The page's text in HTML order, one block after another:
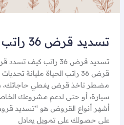
تسديد قرض 36 راتب
قرض 36 راتب الحياة مليانة
مضطر تاخذ قرض يغطي حاجاتك،
سيارة، أو حتى لدعم مشروعك
على حصولك على تمويل يعادل